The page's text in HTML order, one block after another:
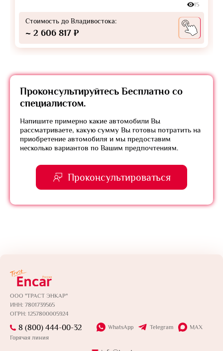
15
Стоимость до Владивостока:
~ 2 606 817 ₽
Проконсультируйтесь Бесплатно со
специалистом.
Напишите примерно какие автомобили Вы
рассматриваете, какую сумму Вы готовы потратить на
приобретение автомобиля и мы предоставим
несколько вариантов по Вашим предпочтениям.
Проконсультироваться
ООО "ТРАСТ ЭНКАР"
ИНН: 7801739565
ОГРН: 1257800005924
8 (800) 444-00-32
Горячая линия
WhatsApp Telegram MAX